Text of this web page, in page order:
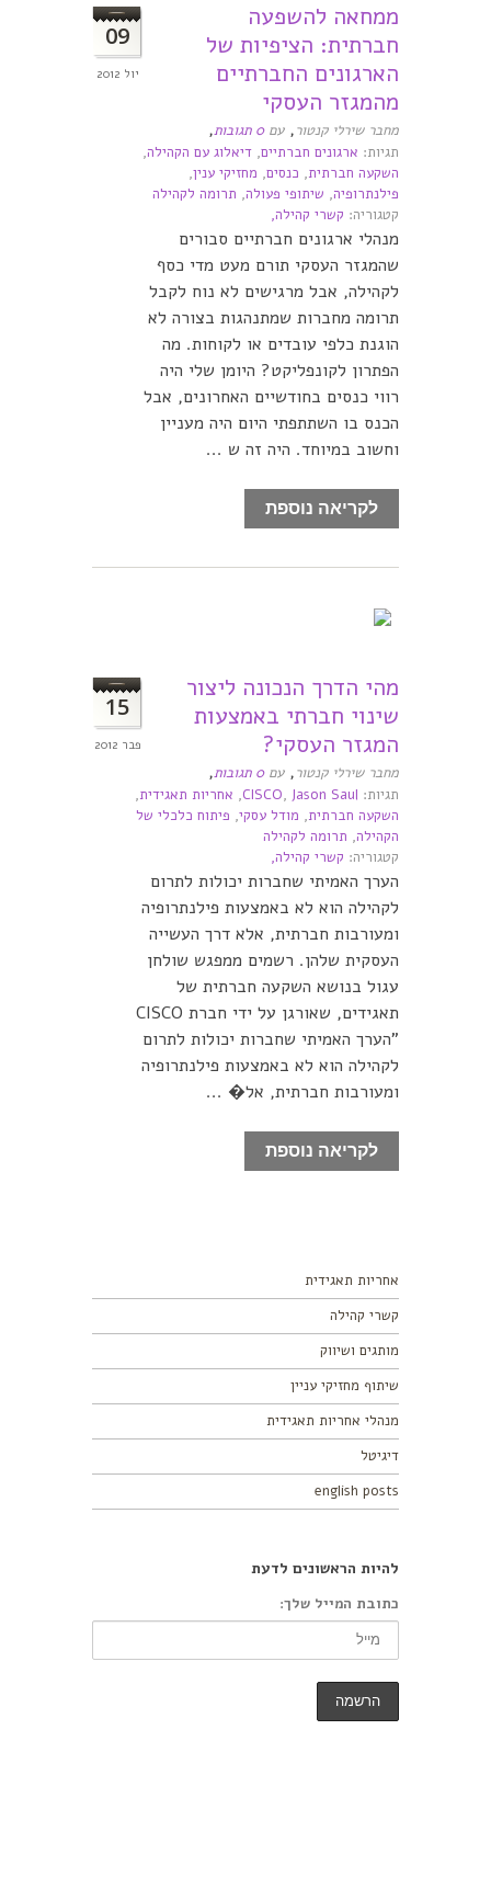
09
יול 2012
ממחאה להשפעה
חברתית: הציפיות של
הארגונים החברתיים
מהמגזר העסקי
מחבר שירלי קנטור,עם0 תגובות ,
קטגוריה: קשרי קהילה,
תגיות: ארגונים חברתיים, דיאלוג עם הקהילה,
השקעה חברתית, כנסים, מחזיקי ענין,
פילנתרופיה, שיתופי פעולה, תרומה לקהילה
מנהלי ארגונים חברתיים סבורים
שהמגזר העסקי תורם מעט מדי כסף
לקהילה, אבל מרגישים לא נוח לקבל
תרומה מחברות שמתנהגות בצורה לא
הוגנת כלפי עובדים או לקוחות. מה
הפתרון לקונפליקט? היומן שלי היה
רווי כנסים בחודשיים האחרונים, אבל
הכנס בו השתתפתי היום היה מעניין
וחשוב במיוחד. היה זה ש ...
לקריאה נוספת
15
פבר 2012
מהי הדרך הנכונה ליצור
שינוי חברתי באמצעות
המגזר העסקי?
מחבר שירלי קנטור,עם0 תגובות ,
קטגוריה: קשרי קהילה,
תגיות: CISCO, Jason Saul
, אחריות תאגידית,
השקעה חברתית, מודל עסקי, פיתוח כלכלי של
הקהילה, תרומה לקהילה
הערך האמיתי שחברות יכולות לתרום
לקהילה הוא לא באמצעות פילנתרופיה
ומעורבות חברתית, אלא דרך העשייה
העסקית שלהן. רשמים ממפגש שולחן
עגול בנושא השקעה חברתית של
תאגידים, שאורגן על ידי חברת CISCO
"הערך האמיתי שחברות יכולות לתרום
לקהילה הוא לא באמצעות פילנתרופיה
ומעורבות חברתית, אל� ...
לקריאה נוספת
אחריות תאגידית
קשרי קהילה
מותגים ושיווק
שיתוף מחזיקי עניין
מנהלי אחריות תאגידית
דיגיטל
english posts
להיות הראשונים לדעת
כתובת המייל שלך: